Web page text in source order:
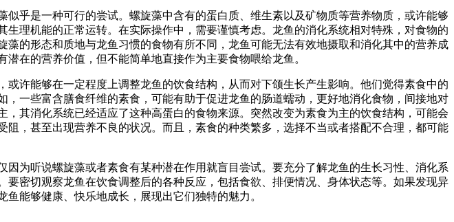
乎是一种可行的尝试。螺旋藻中含有的蛋白质、维生素以及矿物质等营养物质，或许能够
理机能的正常运转。在实际操作中，需要谨慎考虑。龙鱼的消化系统相对特殊，对食物的
的形态和质地与龙鱼习惯的食物有所不同，龙鱼可能无法有效地摄取和消化其中的营养成
在的营养价值，但不能简单地直接作为主要食物喂给龙鱼。
许能够在一定程度上调整龙鱼的饮食结构，从而对下颌生长产生影响。他们觉得素食中的
一些富含膳食纤维的素食，可能有助于促进龙鱼的肠道蠕动，更好地消化食物，间接地对
其消化系统已经适应了这种高蛋白的食物来源。突然改变为素食为主的饮食结构，可能会
，甚至出现营养不良的状况。而且，素食的种类繁多，选择不当或者搭配不合理，都可能
为听说螺旋藻或者素食有某种潜在作用就盲目尝试。要充分了解龙鱼的生长习性、消化系
密切观察龙鱼在饮食调整后的各种反应，包括食欲、排便情况、身体状态等。如果发现异
能够健康、快乐地成长，展现出它们独特的魅力。